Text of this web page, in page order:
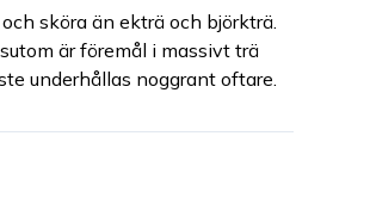
sköra än ekträ och björkträ.
är föremål i massivt trä
underhållas noggrant oftare.